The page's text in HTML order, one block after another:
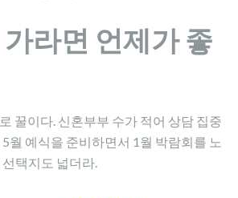
라면 언제가 좋
꿀이다. 신혼부부 수가 적어 상담 집중
월 예식을 준비하면서 1월 박람회를 노
택지도 넓더라.